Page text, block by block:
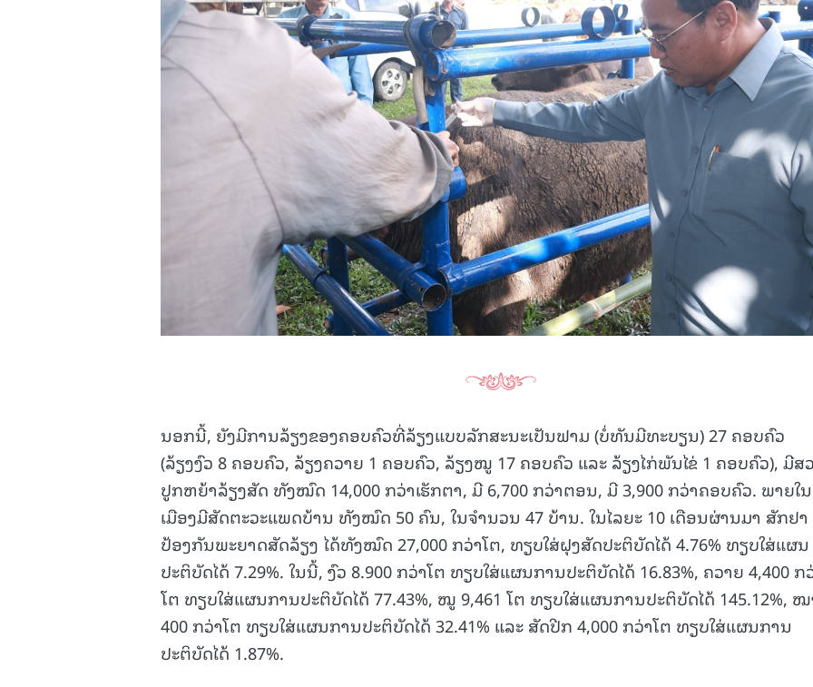
ນອກນີ້, ຍັງມີການລ້ຽງຂອງຄອບຄົວທີ່ລ້ຽງແບບລັກສະນະເປັນຟາມ (ບໍ່ທັນມີທະບຽນ) 27 ຄອບຄົວ
(ລ້ຽງງົວ 8 ຄອບຄົວ, ລ້ຽງຄວາຍ 1 ຄອບຄົວ, ລ້ຽງໝູ 17 ຄອບຄົວ ແລະ ລ້ຽງໄກ່ພັນໄຂ່ 1 ຄອບຄົວ), ມີສ
ປູກຫຍ້າລ້ຽງສັດ ທັງໝົດ 14,000 ກວ່າເຮັກຕາ, ມີ 6,700 ກວ່າຕອນ, ມີ 3,900 ກວ່າຄອບຄົວ. ພາຍໃນ
ເມືອງມີສັດຕະວະແພດບ້ານ ທັງໝົດ 50 ຄົນ, ໃນຈຳນວນ 47 ບ້ານ. ໃນໄລຍະ 10 ເດືອນຜ່ານມາ ສັກຢາ
ປ້ອງກັນພະຍາດສັດລ້ຽງ ໄດ້ທັງໝົດ 27,000 ກວ່າໂຕ, ທຽບໃສ່ຝຸງສັດປະຕິບັດໄດ້ 4.76% ທຽບໃສ່ແຜນ
ປະຕິບັດໄດ້ 7.29%. ໃນນີ້, ງົວ 8.900 ກວ່າໂຕ ທຽບໃສ່ແຜນການປະຕິບັດໄດ້ 16.83%, ຄວາຍ 4,400 ກ
ໂຕ ທຽບໃສ່ແຜນການປະຕິບັດໄດ້ 77.43%, ໝູ 9,461 ໂຕ ທຽບໃສ່ແຜນການປະຕິບັດໄດ້ 145.12%,
400 ກວ່າໂຕ ທຽບໃສ່ແຜນການປະຕິບັດໄດ້ 32.41% ແລະ ສັດປີກ 4,000 ກວ່າໂຕ ທຽບໃສ່ແຜນການ
ປະຕິບັດໄດ້ 1.87%.